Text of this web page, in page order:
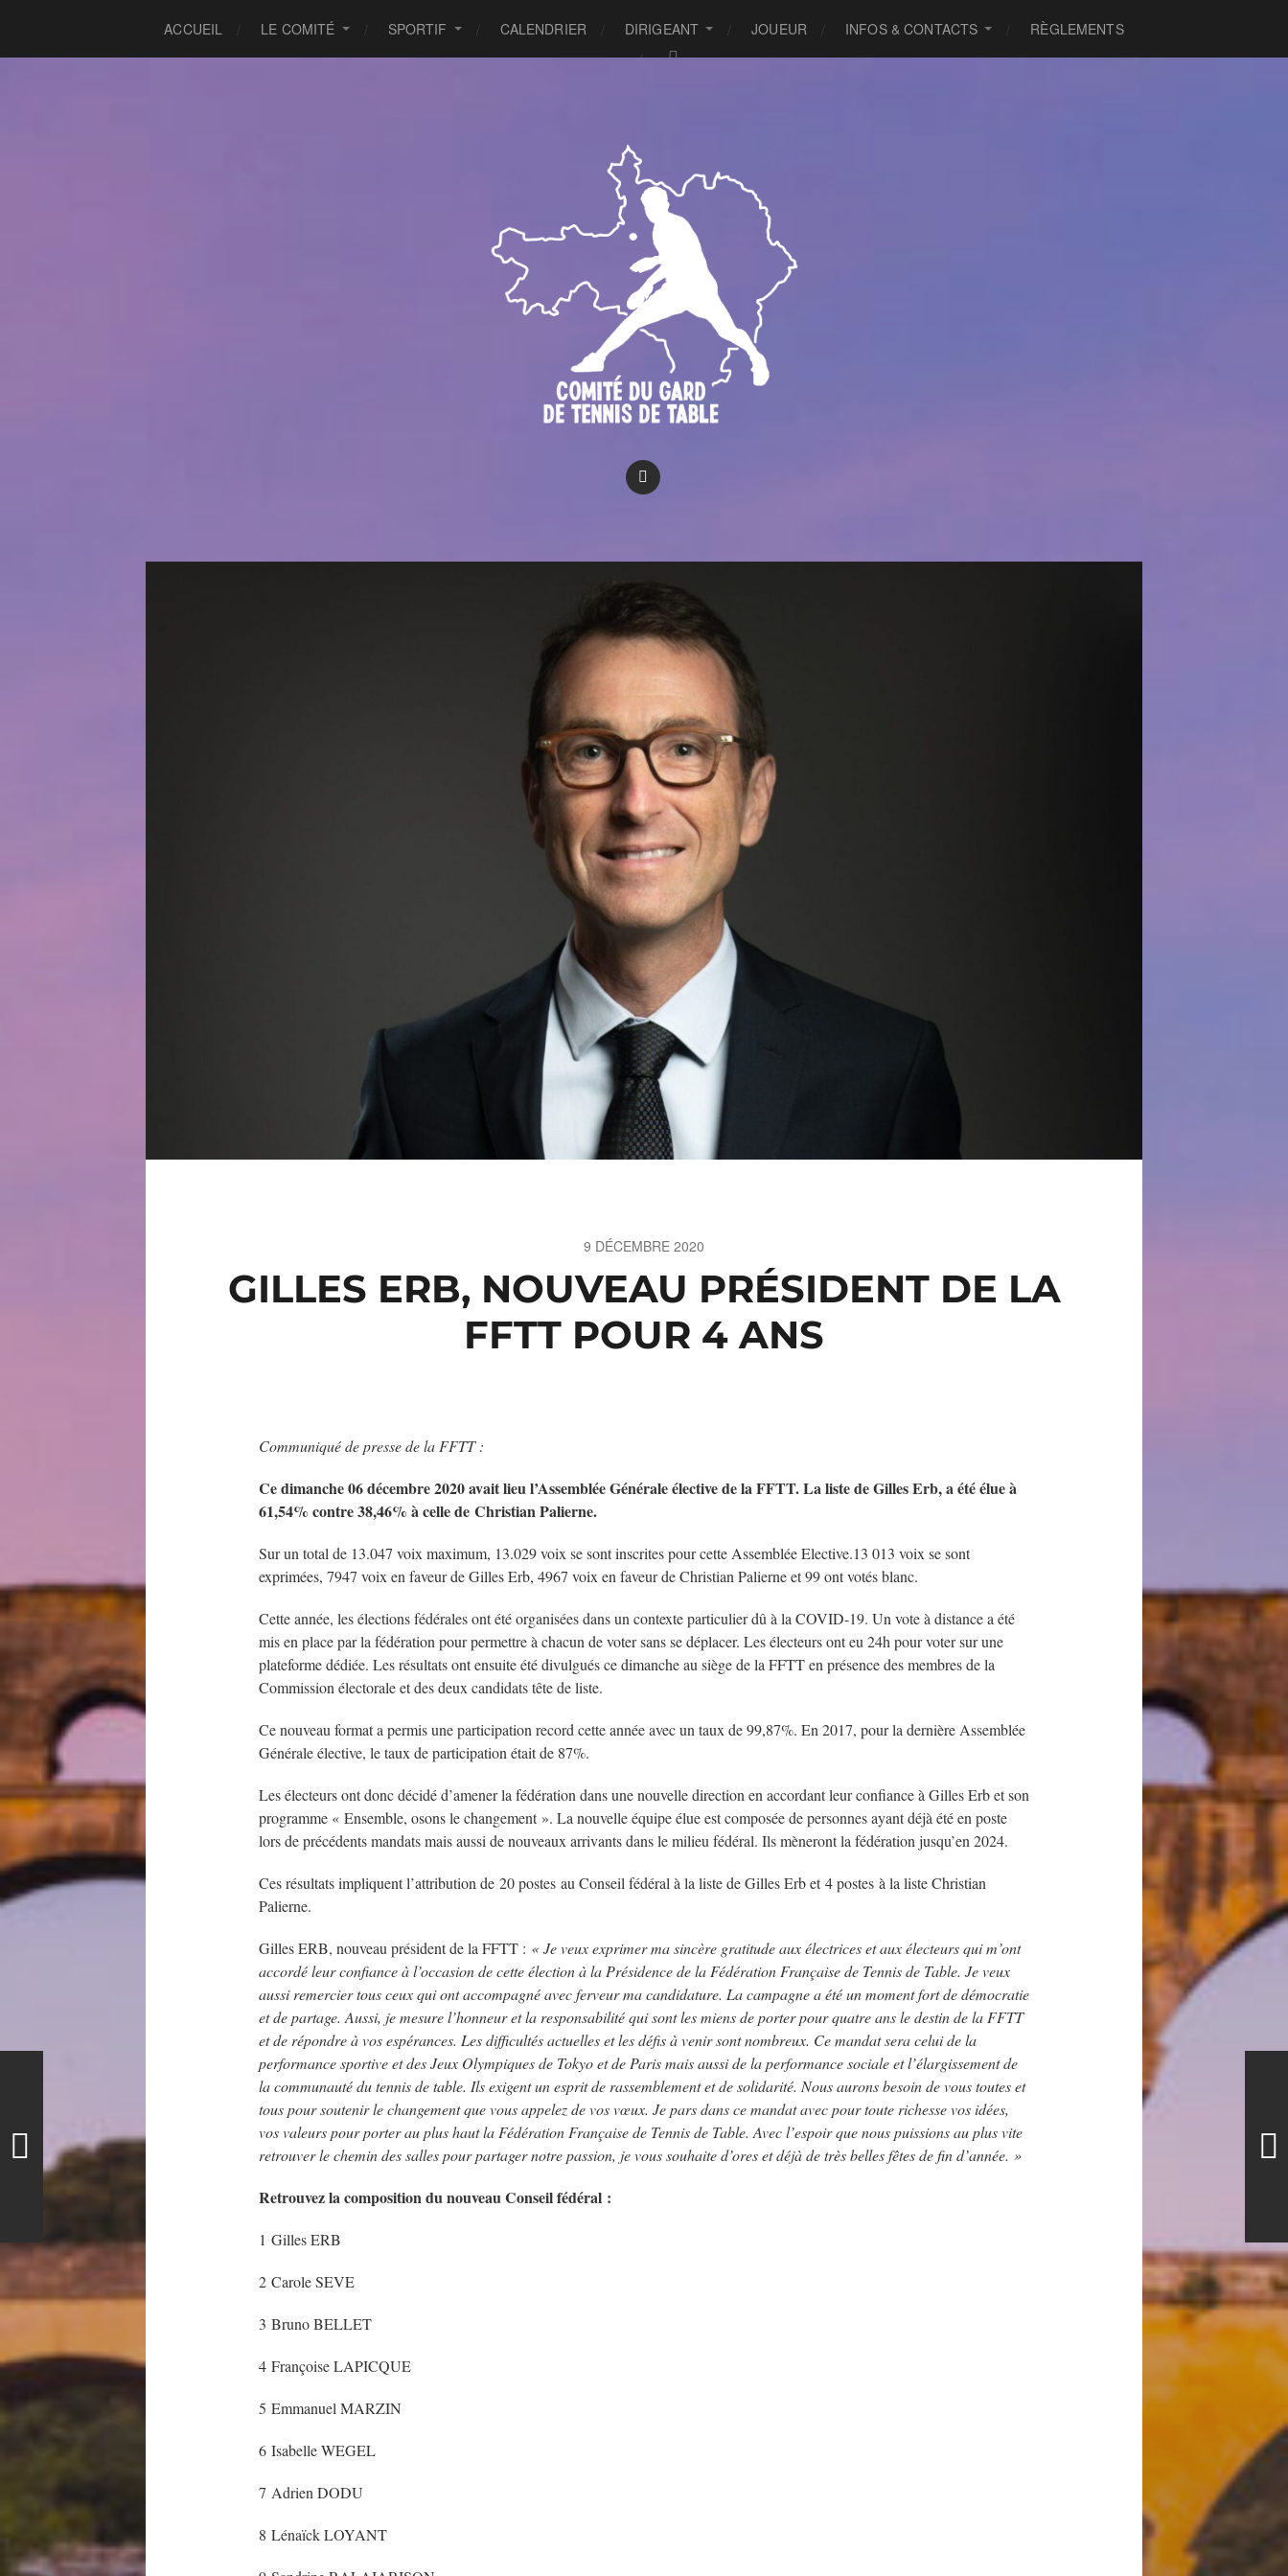
ACCUEIL LE COMITÉ SPORTIF CALENDRIER DIRIGEANT JOUEUR INFOS & CONTACTS RÈGLEMENTS
9 DÉCEMBRE 2020
GILLES ERB, NOUVEAU PRÉSIDENT DE LA
FFTT POUR 4 ANS
Communiqué de presse de la FFTT :
Ce dimanche 06 décembre 2020 avait lieu l’Assemblée Générale élective de la FFTT. La liste de Gilles Erb, a été élue à
61,54% contre 38,46% à celle de Christian Palierne.
Sur un total de 13.047 voix maximum, 13.029 voix se sont inscrites pour cette Assemblée Elective.13 013 voix se sont
exprimées, 7947 voix en faveur de Gilles Erb, 4967 voix en faveur de Christian Palierne et 99 ont votés blanc.
Cette année, les élections fédérales ont été organisées dans un contexte particulier dû à la COVID-19. Un vote à distance a été
mis en place par la fédération pour permettre à chacun de voter sans se déplacer. Les électeurs ont eu 24h pour voter sur une
plateforme dédiée. Les résultats ont ensuite été divulgués ce dimanche au siège de la FFTT en présence des membres de la
Commission électorale et des deux candidats tête de liste.
Ce nouveau format a permis une participation record cette année avec un taux de 99,87%. En 2017, pour la dernière Assemblée
Générale élective, le taux de participation était de 87%.
Les électeurs ont donc décidé d’amener la fédération dans une nouvelle direction en accordant leur confiance à Gilles Erb et son
programme « Ensemble, osons le changement ». La nouvelle équipe élue est composée de personnes ayant déjà été en poste
lors de précédents mandats mais aussi de nouveaux arrivants dans le milieu fédéral. Ils mèneront la fédération jusqu’en 2024.
Ces résultats impliquent l’attribution de 20 postes au Conseil fédéral à la liste de Gilles Erb et 4 postes à la liste Christian
Palierne.
Gilles ERB, nouveau président de la FFTT : « Je veux exprimer ma sincère gratitude aux électrices et aux électeurs qui m’ont
accordé leur confiance à l’occasion de cette élection à la Présidence de la Fédération Française de Tennis de Table. Je veux
aussi remercier tous ceux qui ont accompagné avec ferveur ma candidature. La campagne a été un moment fort de démocratie
et de partage. Aussi, je mesure l’honneur et la responsabilité qui sont les miens de porter pour quatre ans le destin de la FFTT
et de répondre à vos espérances. Les difficultés actuelles et les défis à venir sont nombreux. Ce mandat sera celui de la
performance sportive et des Jeux Olympiques de Tokyo et de Paris mais aussi de la performance sociale et l’élargissement de
la communauté du tennis de table. Ils exigent un esprit de rassemblement et de solidarité. Nous aurons besoin de vous toutes et
tous pour soutenir le changement que vous appelez de vos vœux. Je pars dans ce mandat avec pour toute richesse vos idées,
vos valeurs pour porter au plus haut la Fédération Française de Tennis de Table. Avec l’espoir que nous puissions au plus vite
retrouver le chemin des salles pour partager notre passion, je vous souhaite d’ores et déjà de très belles fêtes de fin d’année. »
Retrouvez la composition du nouveau Conseil fédéral :
1 Gilles ERB
2 Carole SEVE
3 Bruno BELLET
4 Françoise LAPICQUE
5 Emmanuel MARZIN
6 Isabelle WEGEL
7 Adrien DODU
8 Lénaïck LOYANT